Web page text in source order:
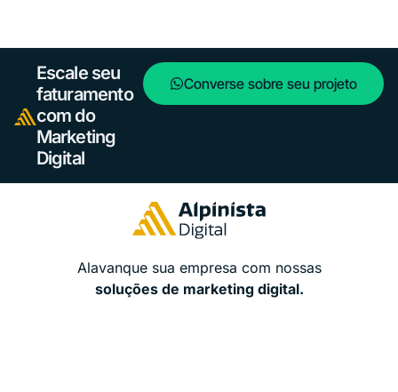
Escale seu
faturamento
com do
Marketing
Digital
Converse sobre seu projeto
Alavanque sua empresa com nossas
soluções de marketing digital.